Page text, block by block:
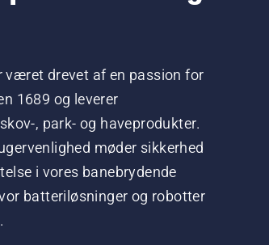
været drevet af en passion for
1689 og leverer
, park- og haveprodukter.
møder sikkerhed
i vores banebrydende
batteriløsninger og robotter